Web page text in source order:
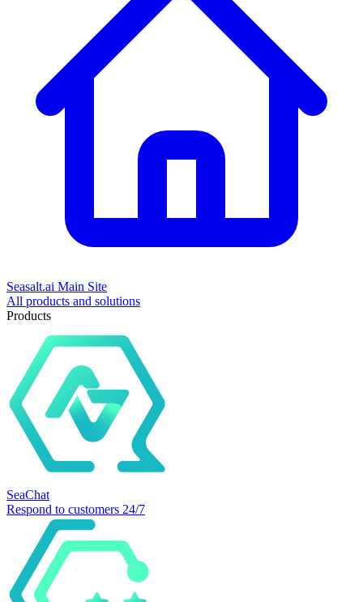
Seasalt.ai Main Site
All products and solutions
Products
SeaChat
Respond to customers 24/7